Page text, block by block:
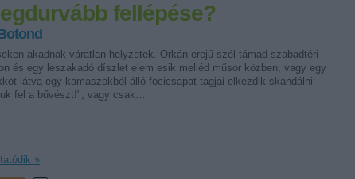
fellépése?
akadnak váratlan helyzetek. Orkán erejű szél támad szabadtéri
és egy leszakadó díszlet elem esik melléd műsor közben, vagy egy
látva egy kamaszokból álló focicsapat tagjai elkezdik skandálni:
fel a bűvészt!", vagy csak…
»